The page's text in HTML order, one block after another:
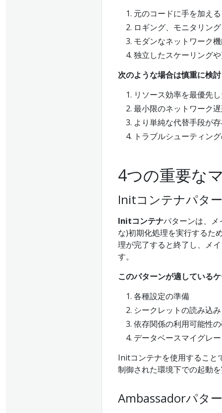
元のコードに手を加え
ロギング、モニタリン
モダンなネットワーク
独立したスケーリング
次のような場合は慎重に検
リソース効率を最優先
最小限のネットワーク
より単純な代替手段が
トラブルシューティン
4つの重要な
Initコンテナパタ
Initコンテナパターンは、
な)初期化処理を実行するた
理が完了すると終了し、メ
す。
このパターンが適している
各種設定の準備
シークレットの読み込み
依存関係の利用可能性
データベースマイグレ
Initコンテナを使用すること
制御された環境下での起動
Ambassadorパタ